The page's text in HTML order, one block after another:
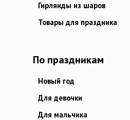
Гирлянды из шаров
Товары для праздника
По праздникам
Новый год
Для девочки
Для мальчика